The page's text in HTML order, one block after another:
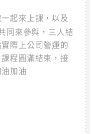
起來上課，以及
同來參與，三人結
際上公司營運的
程圓滿結束，接
加油